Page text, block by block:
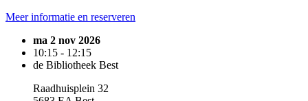
Meer informatie en reserveren
ma 2 nov 2026
10:15 - 12:15
de Bibliotheek Best
Raadhuisplein 32